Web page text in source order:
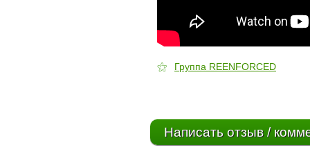
⚝ Группа REENFORCED
Написать отзыв /